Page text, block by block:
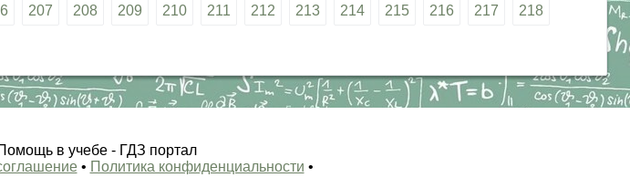
207 208 209 210 211 212 213 214 215 216 217 218
в учебе - ГДЗ портал
• Политика конфиденциальности •